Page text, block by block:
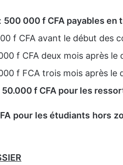
: 500 000 f CFA payables en
f CFA avant le début des
f CFA deux mois après le
f FCA trois mois après le
50.000 f CFA pour les
pour les étudiants hors